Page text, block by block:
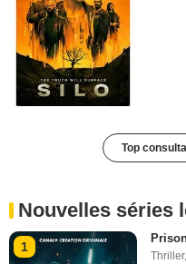
Top
Nouvelles séries
1
Thriller